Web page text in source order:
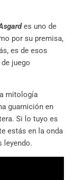
es uno de
por su premisa,
es de esos
juego
mitología
guarnición en
Si lo tuyo es
estás en la onda
leyendo.